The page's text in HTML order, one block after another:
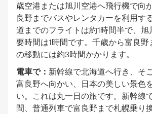
歳空港または旭川空港へ飛行機で向
良野までバスやレンタカーを利用す
道までのフライトは約1時間半で、
要時間は1時間です。千歳から富良
の移動には約3時間かかります。
電車で： 新幹線で北海道へ行き、そ
富良野へ向かい、日本の美しい景色
い。これは丸一日の旅です。新幹線
間、普通列車で富良野まで札幌乗り